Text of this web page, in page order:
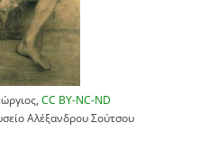
CC BY-NC-ND
Αλέξανδρου Σούτσου